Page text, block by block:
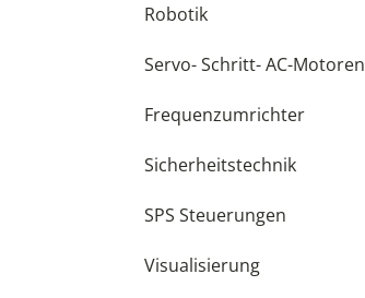
Robotik
Servo- Schritt- AC-Motoren
Frequenzumrichter
Sicherheitstechnik
SPS Steuerungen
Visualisierung